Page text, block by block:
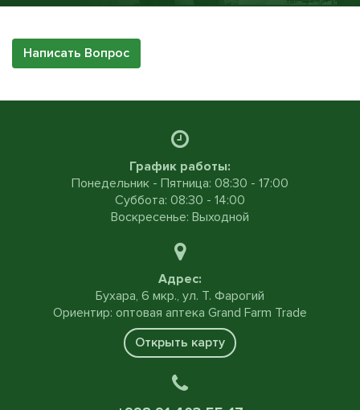
Написать Вопрос
График работы:
Понедельник - Пятница: 08:30 - 17:00
Суббота: 08:30 - 14:00
Воскресенье: Выходной
Адрес:
Бухара, 6 мкр., ул. Т. Фарогий
Ориентир: оптовая аптека Grand Farm Trade
Открыть карту